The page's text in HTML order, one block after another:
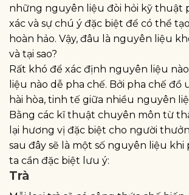
những nguyên liệu đòi hỏi kỹ thuật
xác và sự chú ý đặc biệt để có thể
hoàn hảo. Vậy, đâu là nguyên liệu
và tại sao?
Rất khó để xác định nguyên liệu
liệu nào dễ pha chế. Bởi pha chế đồ
hài hòa, tinh tế giữa nhiều nguyên
Bằng các kĩ thuật chuyên môn từ
lại hương vị đặc biệt cho người
sau đây sẽ là một số nguyên liệu khi
ta cần đặc biệt lưu ý:
Trà